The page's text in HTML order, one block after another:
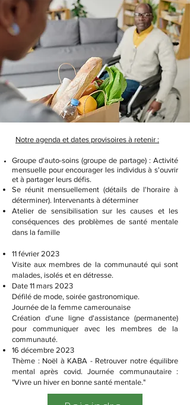
Notre agenda et dates provisoires à retenir :
Groupe d'auto-soins (groupe de partage) : Activité
mensuelle pour encourager les individus à s'ouvrir
et à partager leurs défis.
Se réunit mensuellement (détails de l'horaire à
déterminer). Intervenants à déterminer
Atelier de sensibilisation sur les causes et les
conséquences des problèmes de santé mentale
dans la famille
11 février 2023
Visite aux membres de la communauté qui sont
malades, isolés et en détresse.
Date 11 mars 2023
Défilé de mode, soirée gastronomique.
Journée de la femme camerounaise
Création d'une ligne d'assistance (permanente)
pour communiquer avec les membres de la
communauté.
16 décembre 2023
Thème : Noël à KABA - Retrouver notre équilibre
mental après covid. Journée communautaire :
"Vivre un hiver en bonne santé mentale."